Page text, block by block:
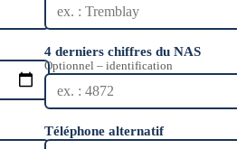
4 derniers chiffres du NAS
Optionnel – identification
Téléphone alternatif